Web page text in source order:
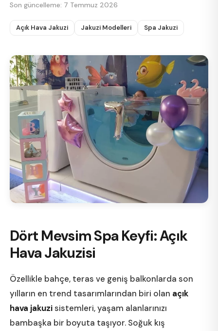
Son güncelleme: 7 Temmuz 2026
Açık Hava Jakuzi Jakuzi Modelleri Spa Jakuzi
Dört Mevsim Spa Keyfi: Açık
Hava Jakuzisi
Özellikle bahçe, teras ve geniş balkonlarda son
yılların en trend tasarımlarından biri olan açık
hava jakuzisistemleri, yaşam alanlarınızı
bambaşka bir boyuta taşıyor. Soğuk kış